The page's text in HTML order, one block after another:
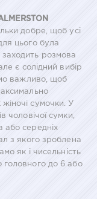
добре, щоб усі
цього була
розмова
є солідний вибір
важливо, щоб
сумочки. У
чоловічої сумки,
або середніх
з якого зроблена
як і чисельність
головного до 6 або